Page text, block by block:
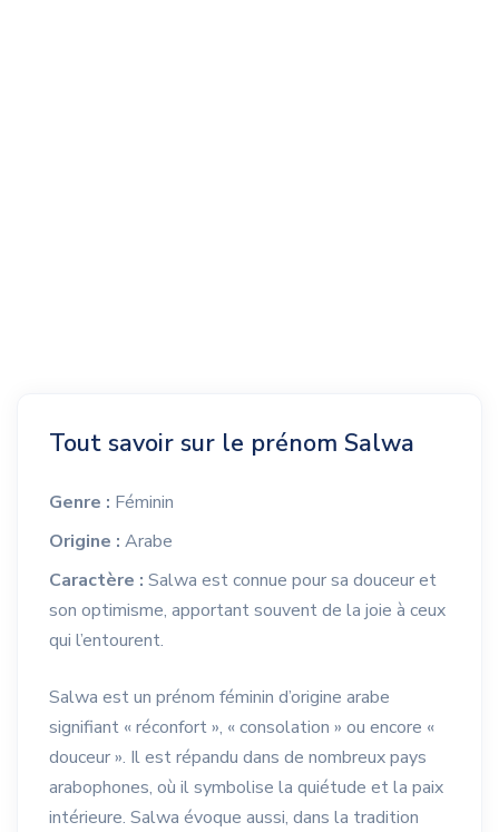
Tout savoir sur le prénom Salwa
Genre : Féminin
Origine : Arabe
Caractère : Salwa est connue pour sa douceur et
son optimisme, apportant souvent de la joie à ceux
qui l’entourent.
Salwa est un prénom féminin d’origine arabe
signifiant « réconfort », « consolation » ou encore «
douceur ». Il est répandu dans de nombreux pays
arabophones, où il symbolise la quiétude et la paix
intérieure. Salwa évoque aussi, dans la tradition